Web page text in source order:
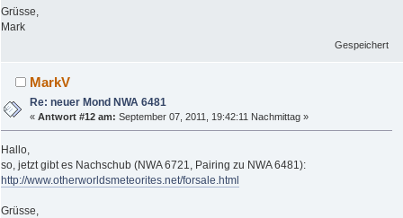
Grüsse,
Mark
Gespeichert
MarkV
Re: neuer Mond NWA 6481
«Antwort #12 am: September 07, 2011, 19:42:11 Nachmittag »
Hallo,
so, jetzt gibt es Nachschub (NWA 6721, Pairing zu NWA 6481):
http://www.otherworldsmeteorites.net/forsale.html
Grüsse,